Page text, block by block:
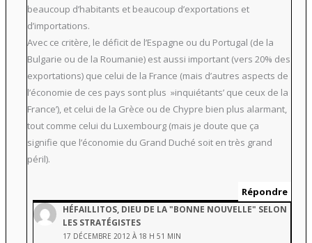
beaucoup d’habitants et beaucoup d’exportations et
d’importations.
Avec ce critère, le déficit de l’Espagne ou du Portugal (de la
Bulgarie ou de la Roumanie) est aussi important (vers 20% des
exportations) que celui de la France (mais d’autres aspects de
l’économie de ces pays sont plus »inquiétants’ que ceux de la
France’), et celui de la Grèce ou de Chypre bien plus alarmant,
tout comme celui du Luxembourg (mais je doute que ça
signifie que l’économie du Grand Duché soit en très grand
péril).
Répondre
HÉFAILLITOS, DIEU DE LA "BONNE NOUVELLE" SELON
LES STRATÉGISTES
17 DÉCEMBRE 2012 À 18 H 51 MIN